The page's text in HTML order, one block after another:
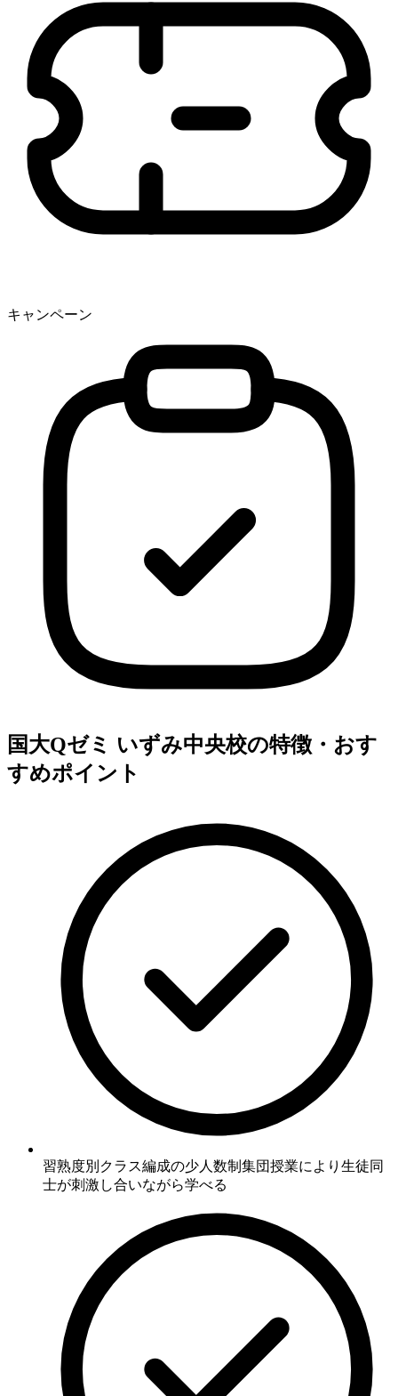
キャンペーン
国大Qゼミ いずみ中央校の特徴・おす
すめポイント
習熟度別クラス編成の少人数制集団授業により生徒同
士が刺激し合いながら学べる